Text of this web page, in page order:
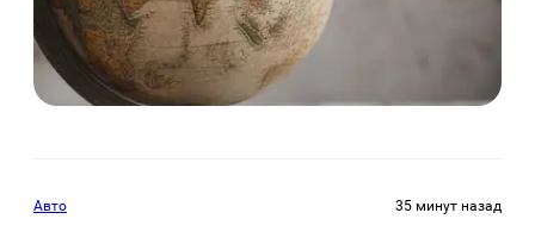
Авто 35 минут назад